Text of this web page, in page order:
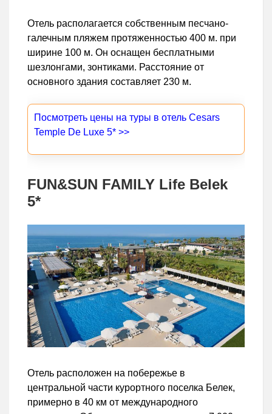
Отель располагается собственным песчано-
галечным пляжем протяженностью 400 м. при
ширине 100 м. Он оснащен бесплатными
шезлонгами, зонтиками. Расстояние от
основного здания составляет 230 м.
Посмотреть цены на туры в отель Cesars
Temple De Luxe 5* >>
FUN&SUN FAMILY Life Belek
5*
Отель расположен на побережье в
центральной части курортного поселка Белек,
примерно в 40 км от международного